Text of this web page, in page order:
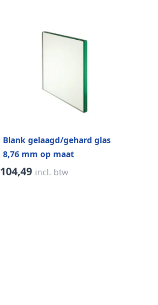
Blank gelaagd/gehard glas
8,76 mm op maat
104,49 incl. btw